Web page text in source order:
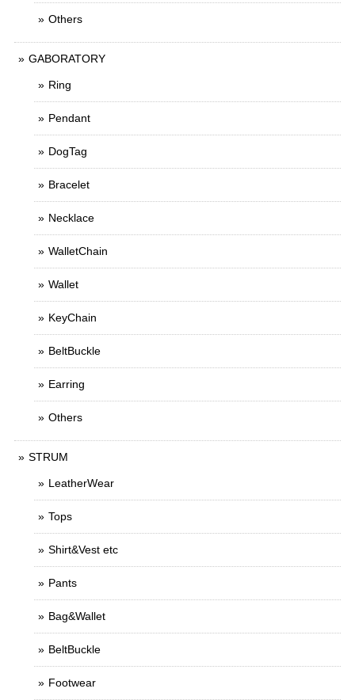
Others
GABORATORY
Ring
Pendant
DogTag
Bracelet
Necklace
WalletChain
Wallet
KeyChain
BeltBuckle
Earring
Others
STRUM
LeatherWear
Tops
Shirt&Vest etc
Pants
Bag&Wallet
BeltBuckle
Footwear